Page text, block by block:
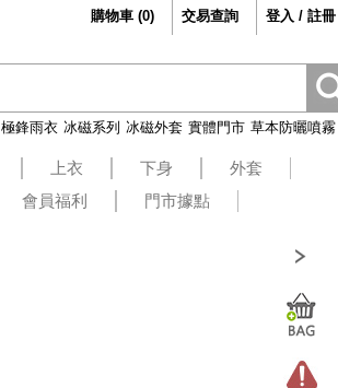
極鋒雨衣 冰磁系列 冰磁外套 實體門市 草本防曬噴霧
上衣 下身
外套
會員福利
門市據點
購物車 (0) 交易查詢 登入 / 註冊